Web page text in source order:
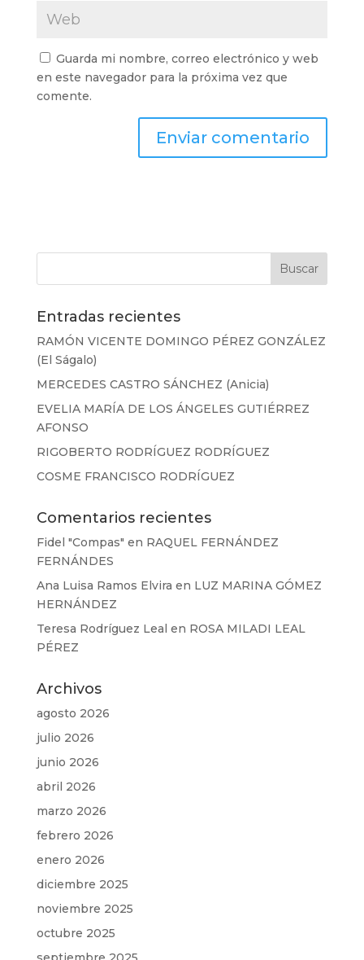
Guarda mi nombre, correo electrónico y web
en este navegador para la próxima vez que
comente.
Entradas recientes
RAMÓN VICENTE DOMINGO PÉREZ GONZÁLEZ
(El Ságalo)
MERCEDES CASTRO SÁNCHEZ (Anicia)
EVELIA MARÍA DE LOS ÁNGELES GUTIÉRREZ
AFONSO
RIGOBERTO RODRÍGUEZ RODRÍGUEZ
COSME FRANCISCO RODRÍGUEZ
Comentarios recientes
Fidel "Compas" en RAQUEL FERNÁNDEZ
FERNÁNDES
Ana Luisa Ramos Elvira en LUZ MARINA GÓMEZ
HERNÁNDEZ
Teresa Rodríguez Leal en ROSA MILADI LEAL
PÉREZ
Archivos
agosto 2026
julio 2026
junio 2026
abril 2026
marzo 2026
febrero 2026
enero 2026
diciembre 2025
noviembre 2025
octubre 2025